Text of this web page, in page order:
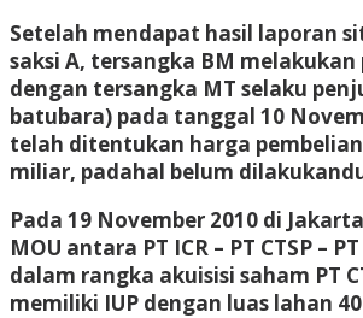
Setelah mendapat hasil laporan
saksi A, tersangka BM
dengan tersangka MT selaku
batubara) pada tanggal 10
telah ditentukan harga
miliar, padahal belum
Pada 19 November 2010 di
MOU antara PT ICR – PT CTSP –
dalam rangka akuisisi saham PT
memiliki IUP dengan luas lahan